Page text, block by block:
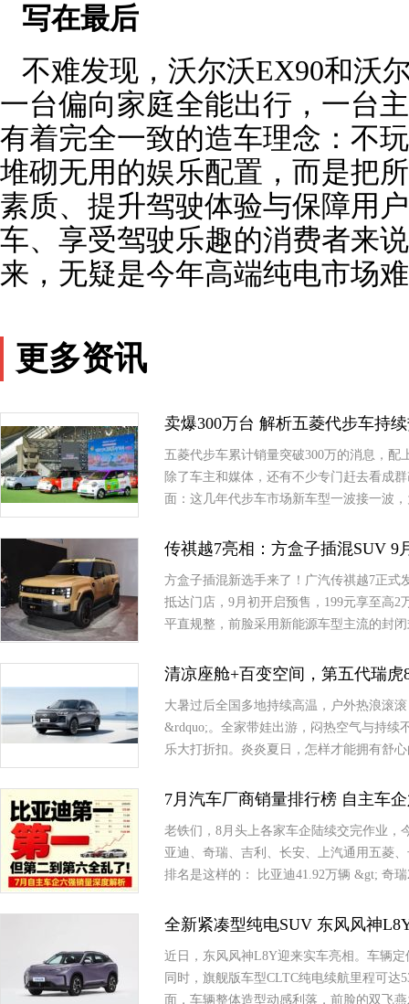
写在最后
不难发现，沃尔沃EX90和沃
一台偏向家庭全能出行，一台
有着完全一致的造车理念：不
堆砌无用的娱乐配置，而是把
素质、提升驾驶体验与保障用
车、享受驾驶乐趣的消费者来
来，无疑是今年高端纯电市场
更多资讯
卖爆300万台 解析五菱代步车持
五菱代步车累计销量突破300万的消息，
除了车主和媒体，还有不少专门赶去看成
面：这几年代步车市场新车型一波接一波
传祺越7亮相：方盒子插混SUV 9
方盒子插混新选手来了！广汽传祺越7正式
抵达门店，9月初开启预售，199元享至高
平直规整，前脸采用新能源车型主流的封
清凉座舱+百变空间，第五代瑞
大暑过后全国多地持续高温，户外热浪滚
&rdquo;。全家带娃出游，闷热空气与持续
乐大打折扣。炎炎夏日，怎样才能拥有舒
7月汽车厂商销量排行榜 自主车
老铁们，8月头上各家车企陆续交完作业，
亚迪、奇瑞、吉利、长安、上汽通用五菱
排名是这样的： 比亚迪41.92万辆 &gt; 奇
全新紧凑型纯电SUV 东风风神
近日，东风风神L8Y迎来实车亮相。车辆
同时，旗舰版车型CLTC纯电续航里程可
面，车辆整体造型动感利落，前脸的双飞